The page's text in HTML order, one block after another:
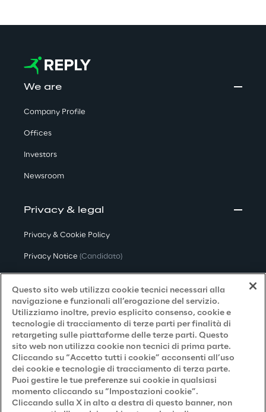
We are
Company Profile
Offices
Investors
Newsroom
Privacy & legal
Privacy & Cookie Policy
Privacy Notice (Candidato)
Privacy Notice(Fornitore)
Privacy Notice (Marketing)
Accessibilità
Careers
Questo sito web utilizza cookie tecnici necessari alla
navigazione e funzionali all’erogazione del servizio.
Utilizziamo inoltre, previo esplicito consenso, cookie e
tecnologie di tracciamento di terze parti per finalità di
retargeting sulle piattaforme delle terze parti. Questo
sito web non utilizza cookie non tecnici di prima parte.
Cliccando su “Accetto tutti i cookie” acconsenti all’uso
dei cookie e tecnologie di tracciamento di terza parte.
Puoi gestire le tue preferenze sui cookie in qualsiasi
momento cliccando su “Impostazioni cookie”.
Cliccando sulla X in alto a destra di questo banner, non